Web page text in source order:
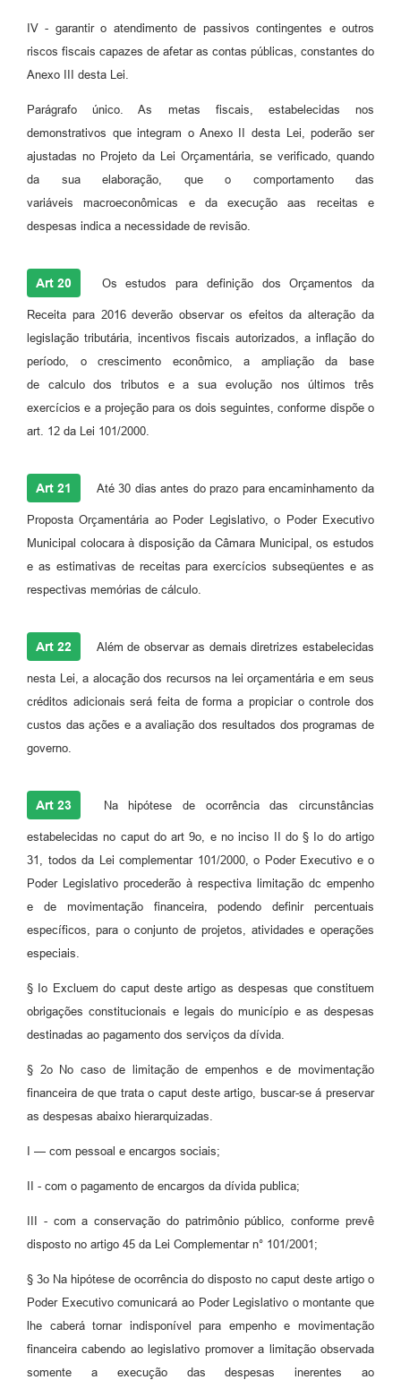
IV - garantir o atendimento de passivos contingentes e outros
riscos fiscais capazes de afetar as contas públicas, constantes do
Anexo III desta Lei.
Parágrafo único. As metas fiscais, estabelecidas nos
demonstrativos que integram o Anexo II desta Lei, poderão ser
ajustadas no Projeto da Lei Orçamentária, se verificado, quando
da sua elaboração, que o comportamento das
variáveis macroeconômicas e da execução aas receitas e
despesas indica a necessidade de revisão.
Art 20 Os estudos para definição dos Orçamentos da
Receita para 2016 deverão observar os efeitos da alteração da
legislação tributária, incentivos fiscais autorizados, a inflação do
período, o crescimento econômico, a ampliação da base
de calculo dos tributos e a sua evolução nos últimos três
exercícios e a projeção para os dois seguintes, conforme dispõe o
art. 12 da Lei 101/2000.
Art 21 Até 30 dias antes do prazo para encaminhamento da
Proposta Orçamentária ao Poder Legislativo, o Poder Executivo
Municipal colocara à disposição da Câmara Municipal, os estudos
e as estimativas de receitas para exercícios subseqüentes e as
respectivas memórias de cálculo.
Art 22 Além de observar as demais diretrizes estabelecidas
nesta Lei, a alocação dos recursos na lei orçamentária e em seus
créditos adicionais será feita de forma a propiciar o controle dos
custos das ações e a avaliação dos resultados dos programas de
governo.
Art 23 Na hipótese de ocorrência das circunstâncias
estabelecidas no caput do art 9o, e no inciso II do § Io do artigo
31, todos da Lei complementar 101/2000, o Poder Executivo e o
Poder Legislativo procederão à respectiva limitação dc empenho
e de movimentação financeira, podendo definir percentuais
específicos, para o conjunto de projetos, atividades e operações
especiais.
§ Io Excluem do caput deste artigo as despesas que constituem
obrigações constitucionais e legais do município e as despesas
destinadas ao pagamento dos serviços da dívida.
§ 2o No caso de limitação de empenhos e de movimentação
financeira de que trata o caput deste artigo, buscar-se á preservar
as despesas abaixo hierarquizadas.
I — com pessoal e encargos sociais;
II - com o pagamento de encargos da dívida publica;
III - com a conservação do patrimônio público, conforme prevê
disposto no artigo 45 da Lei Complementar n° 101/2001;
§ 3o Na hipótese de ocorrência do disposto no caput deste artigo o
Poder Executivo comunicará ao Poder Legislativo o montante que
lhe caberá tornar indisponível para empenho e movimentação
financeira cabendo ao legislativo promover a limitação observada
somente a execução das despesas inerentes ao